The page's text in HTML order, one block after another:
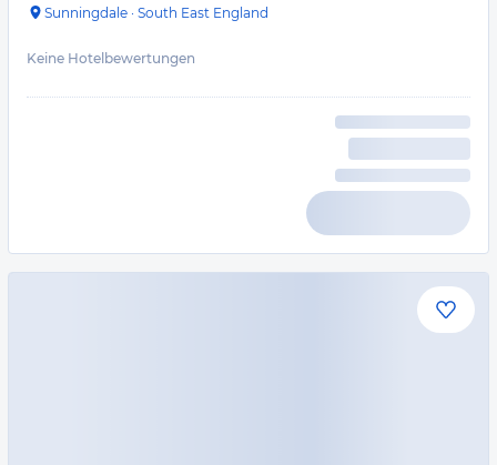
Sunningdale · South East England
Keine Hotelbewertungen